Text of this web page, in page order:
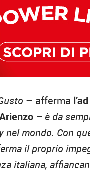
– afferma
– è da
nel mondo. Con
il proprio
italiana,